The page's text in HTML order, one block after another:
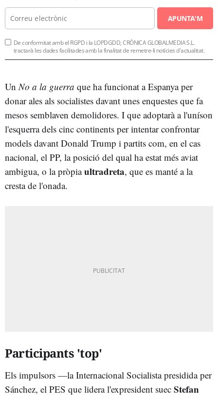
APUNTA'M
De conformitat amb el RGPD i la LOPDGDD, CRÒNICA GLOBALMEDIA S.L.
tractarà les dades facilitades amb la finalitat de remetre-li notícies d'actualitat.
Un No a la guerra que ha funcionat a Espanya per
donar ales als socialistes davant unes enquestes que fa
mesos semblaven demolidores. I que adoptarà a l'uníson
l'esquerra dels cinc continents per intentar confrontar
models davant Donald Trump i partits com, en el cas
nacional, el PP, la posició del qual ha estat més aviat
ambigua, o la pròpiaultradreta, que es manté a la
cresta de l'onada.
Participants 'top'
Els impulsors —la Internacional Socialista presidida per
Sánchez, el PES que lidera l'expresident suec Stefan